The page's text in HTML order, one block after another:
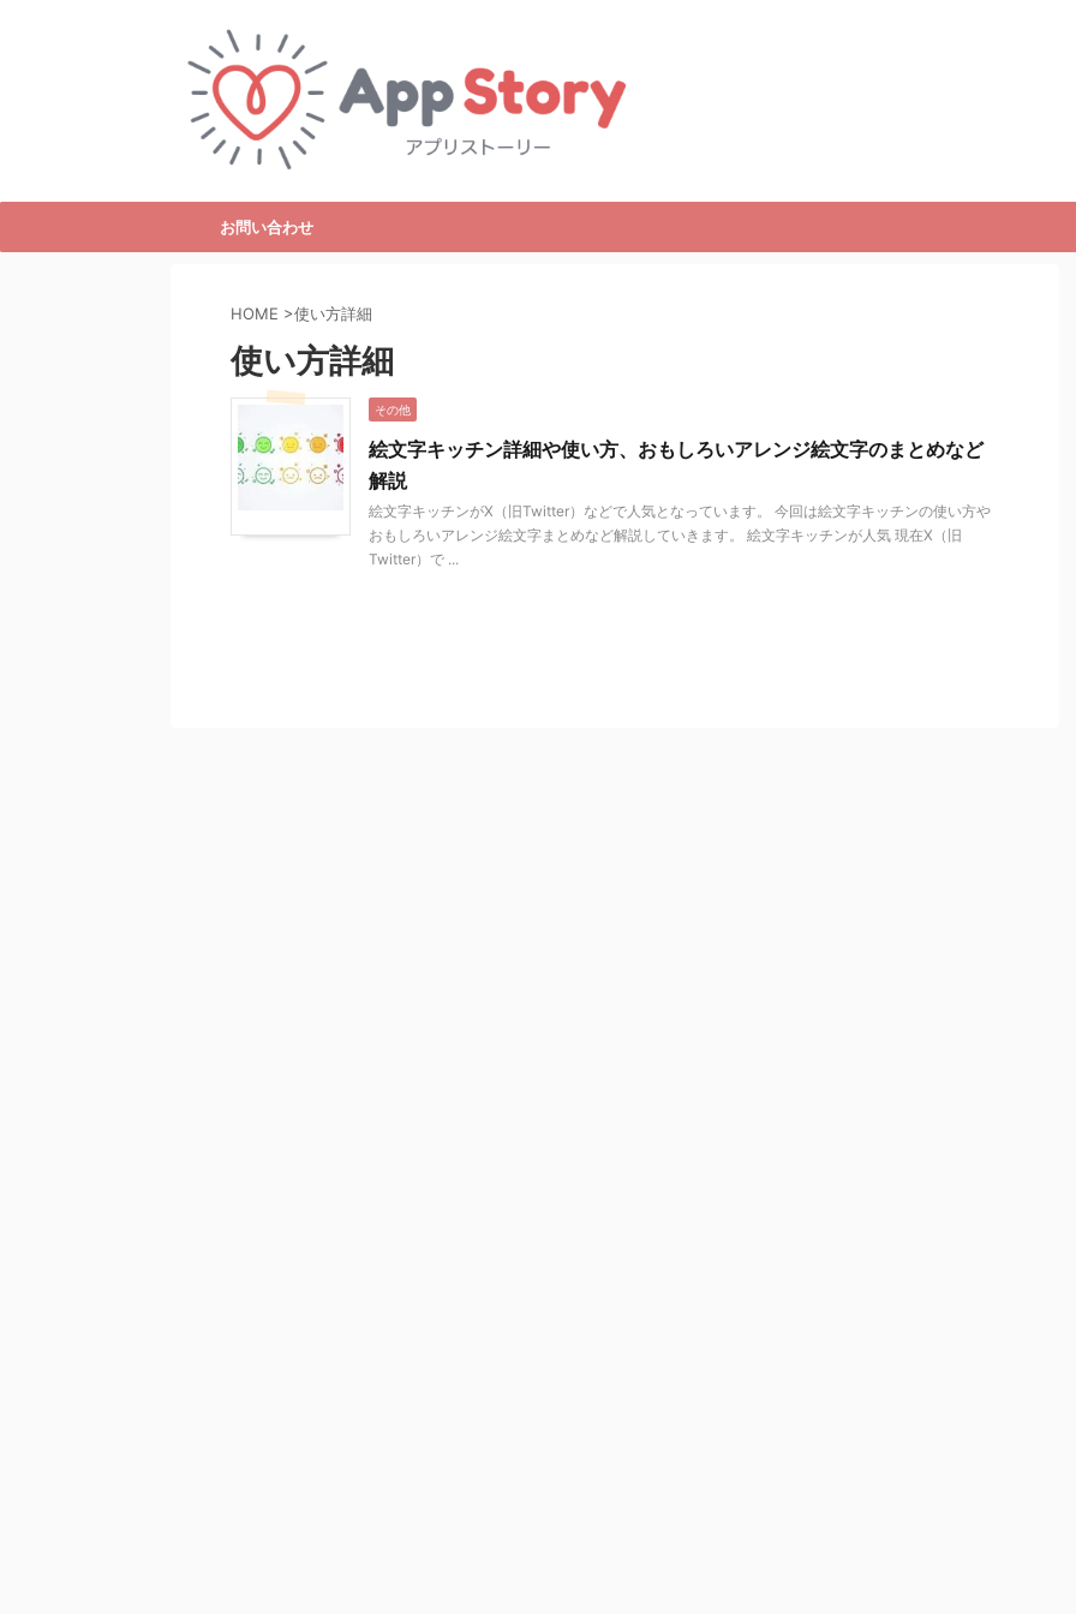
お問い合わせ
HOME >使い方詳細
使い方詳細
その他
絵文字キッチン詳細や使い方、おもしろいアレンジ絵文字のまとめなど
解説
絵文字キッチンがX（旧Twitter）などで人気となっています。 今回は絵文字キッチンの使い方や
おもしろいアレンジ絵文字まとめなど解説していきます。 絵文字キッチンが人気 現在X（旧
Twitter）で ...